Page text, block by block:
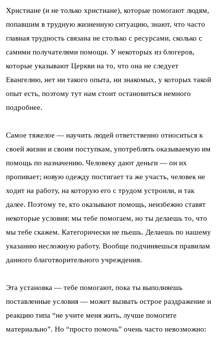
Христиане (и не только христиане), которые помогают людям,
попавшим в трудную жизненную ситуацию, знают, что часто
главная трудность связана не столько с ресурсами, сколько с
самими получателями помощи. У некоторых из блогеров,
которые указывают Церкви на то, что она не следует
Евангелию, нет ни такого опыта, ни знакомых, у которых такой
опыт есть, поэтому тут нам стоит остановиться немного
подробнее.
Самое тяжелое — научить людей ответственно относиться к
своей жизни и своим поступкам, употреблять оказываемую им
помощь по назначению. Человеку дают деньги — он их
пропивает; новую одежду постигает та же участь, человек не
ходит на работу, на которую его с трудом устроили, и так
далее. Поэтому те, кто оказывают помощь, неизбежно ставят
некоторые условия: мы тебе помогаем, но ты делаешь то, что
мы тебе скажем. Категорически не пьешь. Делаешь по нашему
указанию несложную работу. Вообще подчиняешься правилам
данного благотворительного учреждения.
Эта установка — тебе помогают, пока ты выполняешь
поставленные условия — может вызвать острое раздражение и
реакцию типа “не учите меня жить, лучше помогите
материально”. Но “просто помочь” очень часто невозможно: